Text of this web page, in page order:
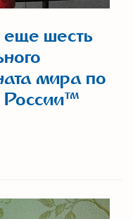
еще шесть
мира по
России™